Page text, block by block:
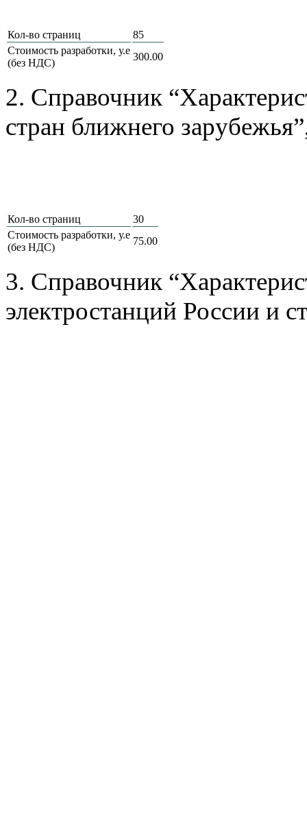
Кол-во страниц
85
Стоимость разработки, у.е
(без НДС)
300.00
2. Справочник
стран ближнего
Кол-во страниц
30
Стоимость разработки, у.е
(без НДС)
75.00
3. Справочник
электростанций России и